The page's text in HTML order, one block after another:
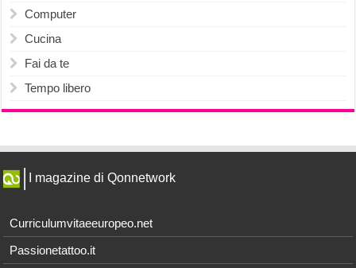
Computer
Cucina
Fai da te
Tempo libero
I magazine di Qonnetwork
Curriculumvitaeeuropeo.net
Passionetattoo.it